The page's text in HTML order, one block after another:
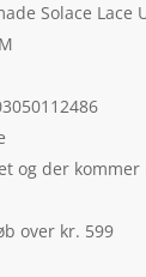
Solace Lace
og der
over kr. 599